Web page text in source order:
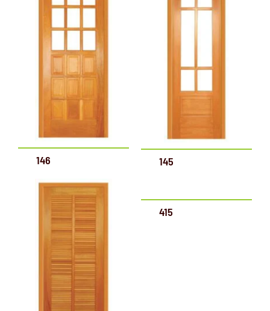
146 145
415